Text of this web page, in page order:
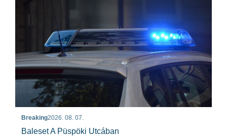
Breaking2026. 08. 07.
Baleset A Püspöki Utcában